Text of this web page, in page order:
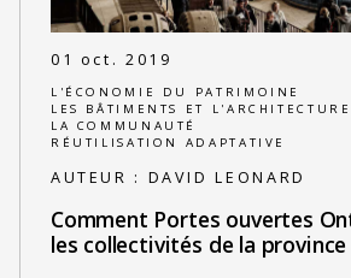
01 oct. 2019
L'ÉCONOMIE DU PATRIMOINE
LES BÂTIMENTS ET L'ARCHITECTURE
LA COMMUNAUTÉ
RÉUTILISATION ADAPTATIVE
AUTEUR : DAVID LEONARD
Comment Portes ouvertes
les collectivités de la province